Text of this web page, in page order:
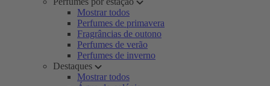
Mostrar todos
Perfumes de primavera
Fragrâncias de outono
Perfumes de verão
Perfumes de inverno
Destaques
Mostrar todos